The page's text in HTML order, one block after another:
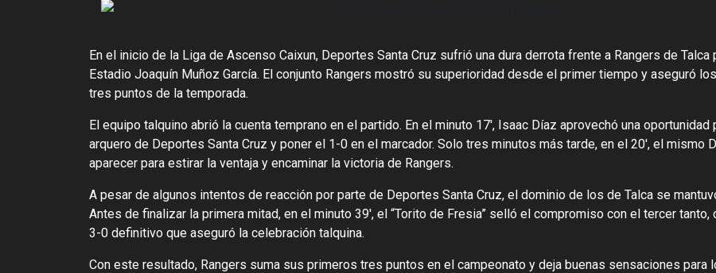
En el inicio de la Liga de Ascenso Caixun, Deportes Santa Cruz sufrió una dura derrota frente a Rangers de Talca
Estadio Joaquín Muñoz García. El conjunto Rangers mostró su superioridad desde el primer tiempo y aseguró
tres puntos de la temporada.
El equipo talquino abrió la cuenta temprano en el partido. En el minuto 17′, Isaac Díaz aprovechó una oportunidad
arquero de Deportes Santa Cruz y poner el 1-0 en el marcador. Solo tres minutos más tarde, en el 20′, el mismo
aparecer para estirar la ventaja y encaminar la victoria de Rangers.
A pesar de algunos intentos de reacción por parte de Deportes Santa Cruz, el dominio de los de Talca se
Antes de finalizar la primera mitad, en el minuto 39′, el “Torito de Fresia” selló el compromiso con el tercer tanto,
3-0 definitivo que aseguró la celebración talquina.
Con este resultado, Rangers suma sus primeros tres puntos en el campeonato y deja buenas sensaciones para